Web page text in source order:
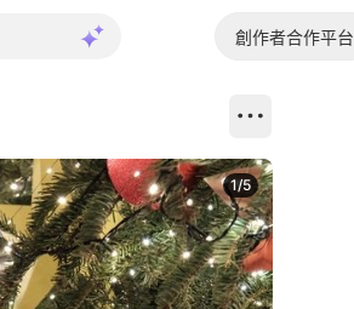
創作者合作平台
1/5